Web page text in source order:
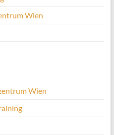
Wien
Wien